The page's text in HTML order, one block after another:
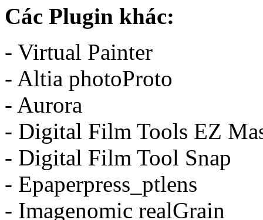
Các Plugin khác:
- Virtual Painter
- Altia photoProto
- Aurora
- Digital Film Tools EZ
- Digital Film Tool Snap
- Epaperpress_ptlens
- Imagenomic realGrain